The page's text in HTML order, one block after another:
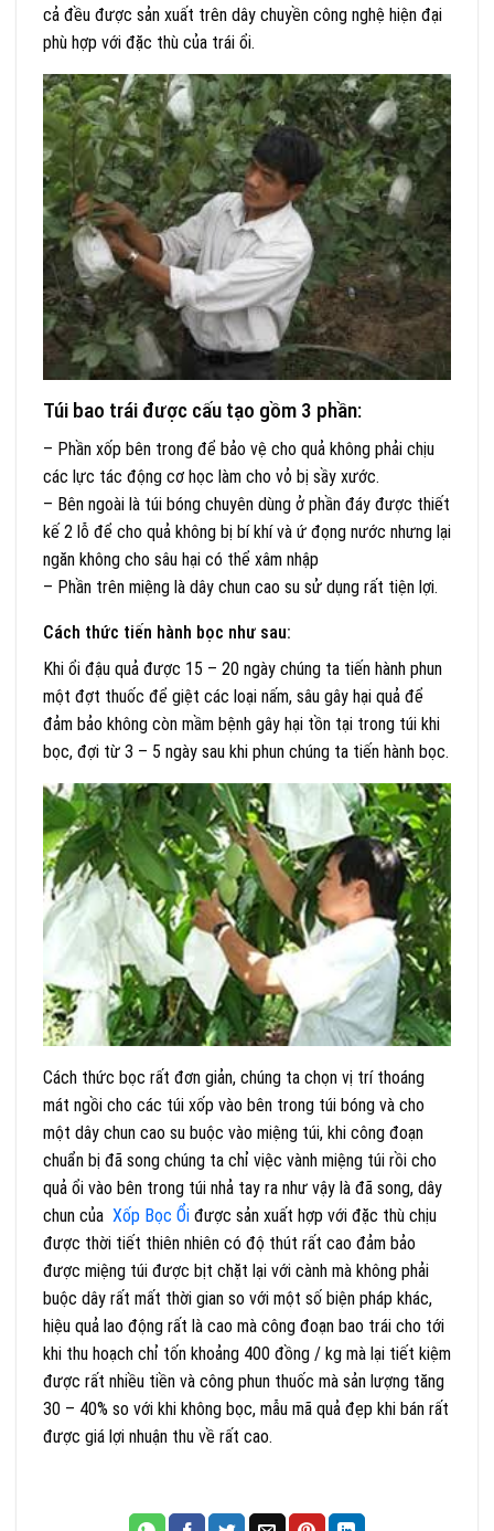
cả đều được sản xuất trên dây chuyền công nghệ hiện đại
phù hợp với đặc thù của trái ổi.
Túi bao trái được cấu tạo gồm 3 phần:
– Phần xốp bên trong để bảo vệ cho quả không phải chịu
các lực tác động cơ học làm cho vỏ bị sầy xước.
– Bên ngoài là túi bóng chuyên dùng ở phần đáy được thiết
kế 2 lỗ để cho quả không bị bí khí và ứ đọng nước nhưng lại
ngăn không cho sâu hại có thể xâm nhập
– Phần trên miệng là dây chun cao su sử dụng rất tiện lợi.
Cách thức tiến hành bọc như sau:
Khi ổi đậu quả được 15 – 20 ngày chúng ta tiến hành phun
một đợt thuốc để giệt các loại nấm, sâu gây hại quả để
đảm bảo không còn mầm bệnh gây hại tồn tại trong túi khi
bọc, đợi từ 3 – 5 ngày sau khi phun chúng ta tiến hành bọc.
Cách thức bọc rất đơn giản, chúng ta chọn vị trí thoáng
mát ngồi cho các túi xốp vào bên trong túi bóng và cho
một dây chun cao su buộc vào miệng túi, khi công đoạn
chuẩn bị đã song chúng ta chỉ việc vành miệng túi rồi cho
quả ổi vào bên trong túi nhả tay ra như vậy là đã song, dây
chun của Xốp Bọc Ổi được sản xuất hợp với đặc thù chịu
được thời tiết thiên nhiên có độ thút rất cao đảm bảo
được miệng túi được bịt chặt lại với cành mà không phải
buộc dây rất mất thời gian so với một số biện pháp khác,
hiệu quả lao động rất là cao mà công đoạn bao trái cho tới
khi thu hoạch chỉ tốn khoảng 400 đồng / kg mà lại tiết kiệm
được rất nhiều tiền và công phun thuốc mà sản lượng tăng
30 – 40% so với khi không bọc, mẫu mã quả đẹp khi bán rất
được giá lợi nhuận thu về rất cao.